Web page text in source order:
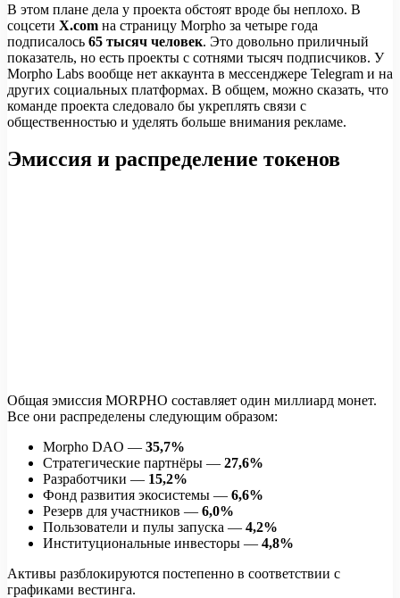
В этом плане дела у проекта обстоят вроде бы неплохо. В
соцсети X.com на страницу Morpho за четыре года
подписалось 65 тысяч человек. Это довольно приличный
показатель, но есть проекты с сотнями тысяч подписчиков. У
Morpho Labs вообще нет аккаунта в мессенджере Telegram и на
других социальных платформах. В общем, можно сказать, что
команде проекта следовало бы укреплять связи с
общественностью и уделять больше внимания рекламе.
Эмиссия и распределение токенов
Общая эмиссия MORPHO составляет один миллиард монет.
Все они распределены следующим образом:
Morpho DAO — 35,7%
Стратегические партнёры — 27,6%
Разработчики — 15,2%
Фонд развития экосистемы — 6,6%
Резерв для участников — 6,0%
Пользователи и пулы запуска — 4,2%
Институциональные инвесторы — 4,8%
Активы разблокируются постепенно в соответствии с
графиками вестинга.